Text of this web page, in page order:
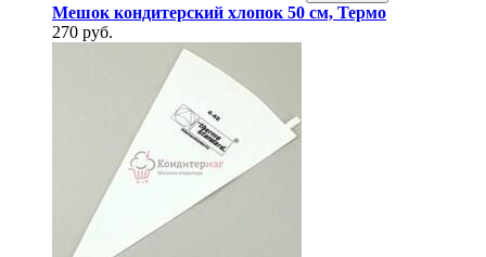
Мешок кондитерский хлопок 50 см, Термо
270 руб.